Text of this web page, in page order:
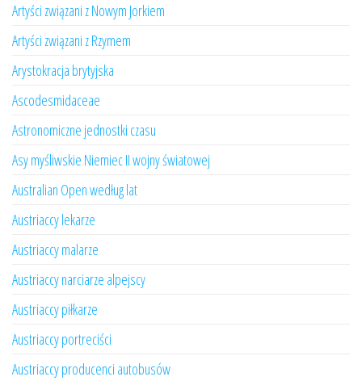
Artyści związani z Nowym Jorkiem
Artyści związani z Rzymem
Arystokracja brytyjska
Ascodesmidaceae
Astronomiczne jednostki czasu
Asy myśliwskie Niemiec II wojny światowej
Australian Open według lat
Austriaccy lekarze
Austriaccy malarze
Austriaccy narciarze alpejscy
Austriaccy piłkarze
Austriaccy portreciści
Austriaccy producenci autobusów